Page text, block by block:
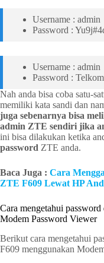
Username : admin
Password :
Username : admin
Password :
Nah anda bisa coba satu-
memiliki kata sandi dan
juga sebenarnya bisa
admin ZTE sendiri jika
ini bisa dilakukan ketika
password ZTE anda.
Baca Juga : Cara
ZTE F609 Lewat HP
Cara mengetahui
Modem Password Viewer
Berikut cara mengetahui
F609 menggunakan